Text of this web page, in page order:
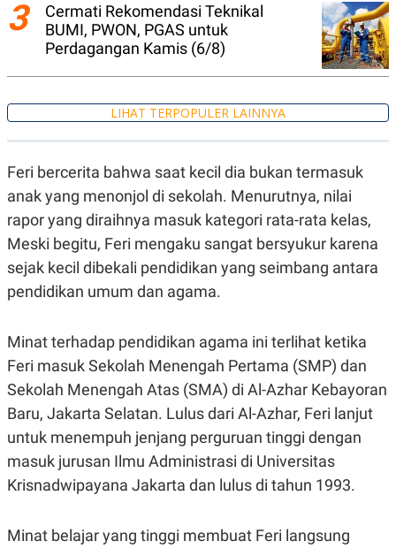
A
S
K
E
T
E
I
N
I
V
E
L
S
T
R
KANAL
P
U
S
A
D
A
T
A
I
M
G
S
NP
3
Cermati Rekomendasi Teknikal
BUMI, PWON, PGAS untuk
Perdagangan Kamis (6/8)
LIHAT TERPOPULER LAINNYA
Feri bercerita bahwa saat kecil dia bukan termasuk
anak yang menonjol di sekolah. Menurutnya, nilai
rapor yang diraihnya masuk kategori rata-rata kelas,
Meski begitu, Feri mengaku sangat bersyukur karena
sejak kecil dibekali pendidikan yang seimbang antara
pendidikan umum dan agama.
Minat terhadap pendidikan agama ini terlihat ketika
Feri masuk Sekolah Menengah Pertama (SMP) dan
Sekolah Menengah Atas (SMA) di Al-Azhar Kebayoran
Baru, Jakarta Selatan. Lulus dari Al-Azhar, Feri lanjut
untuk menempuh jenjang perguruan tinggi dengan
masuk jurusan Ilmu Administrasi di Universitas
Krisnadwipayana Jakarta dan lulus di tahun 1993.
Minat belajar yang tinggi membuat Feri langsung